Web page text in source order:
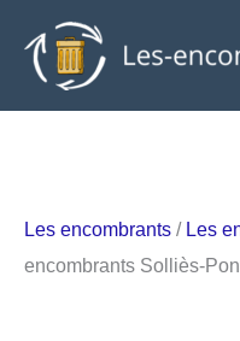
contenu
Les encombrants / Les
encombrants Solliès-